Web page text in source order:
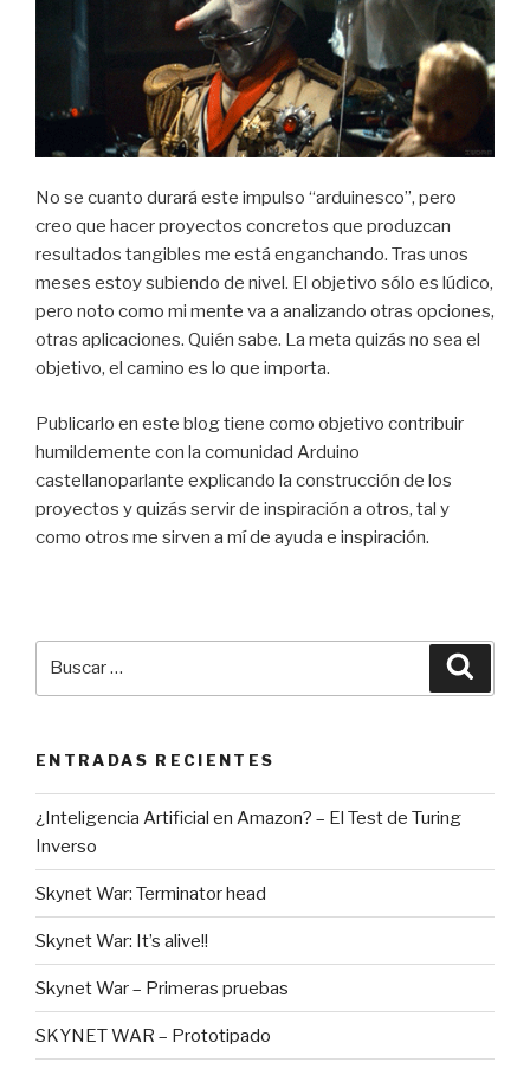
No se cuanto durará este impulso “arduinesco”, pero
creo que hacer proyectos concretos que produzcan
resultados tangibles me está enganchando. Tras unos
meses estoy subiendo de nivel. El objetivo sólo es lúdico,
pero noto como mi mente va a analizando otras opciones,
otras aplicaciones. Quién sabe. La meta quizás no sea el
objetivo, el camino es lo que importa.
Publicarlo en este blog tiene como objetivo contribuir
humildemente con la comunidad Arduino
castellanoparlante explicando la construcción de los
proyectos y quizás servir de inspiración a otros, tal y
como otros me sirven a mí de ayuda e inspiración.
ENTRADAS RECIENTES
¿Inteligencia Artificial en Amazon? – El Test de Turing
Inverso
Skynet War: Terminator head
Skynet War: It’s alive!!
Skynet War – Primeras pruebas
SKYNET WAR – Prototipado